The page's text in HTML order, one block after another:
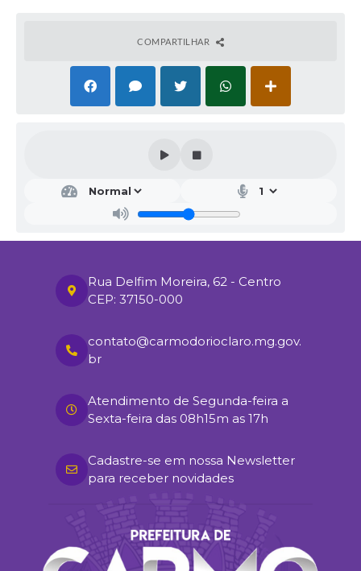
https://www.gov.br/compras/pt-br/
Horário da Fase de Lances:08:00 às14:00 horas
Campo de Futebol e das Piscinas da Praça de Esportes
COMPARTILHAR
Rua Delfim Moreira, 62 - Centro
CEP: 37150-000
contato@carmodorioclaro.mg.gov.
br
Atendimento de Segunda-feira a
Sexta-feira das 08h15m as 17h
Cadastre-se em nossa Newsletter
para receber novidades